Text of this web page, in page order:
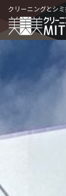
Skip
to
content
クリーニングとシ